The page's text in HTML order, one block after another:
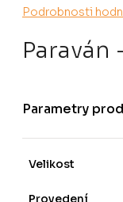
Průměrné
produktu
je
5
hvězdiček.
Podrobnosti
Paraván
Parametry
Velikost
Provedení